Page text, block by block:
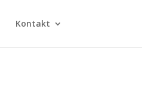
Kontakt